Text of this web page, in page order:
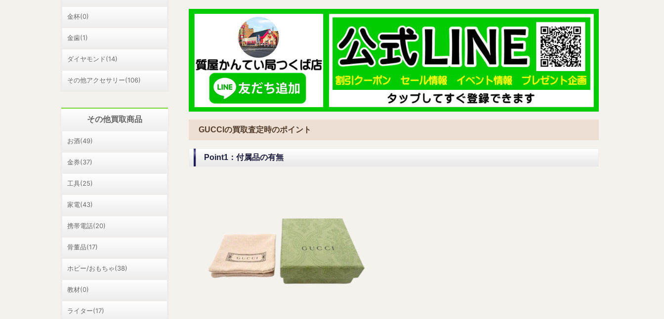
GUCCIの買取査定時のポイント
Point1：付属品の有無
金杯(0)
金歯(1)
ダイヤモンド(14)
その他アクセサリー(106)
その他買取商品
お酒(49)
金券(37)
工具(25)
家電(43)
携帯電話(20)
骨董品(17)
ホビー/おもちゃ(38)
教材(0)
ライター(17)